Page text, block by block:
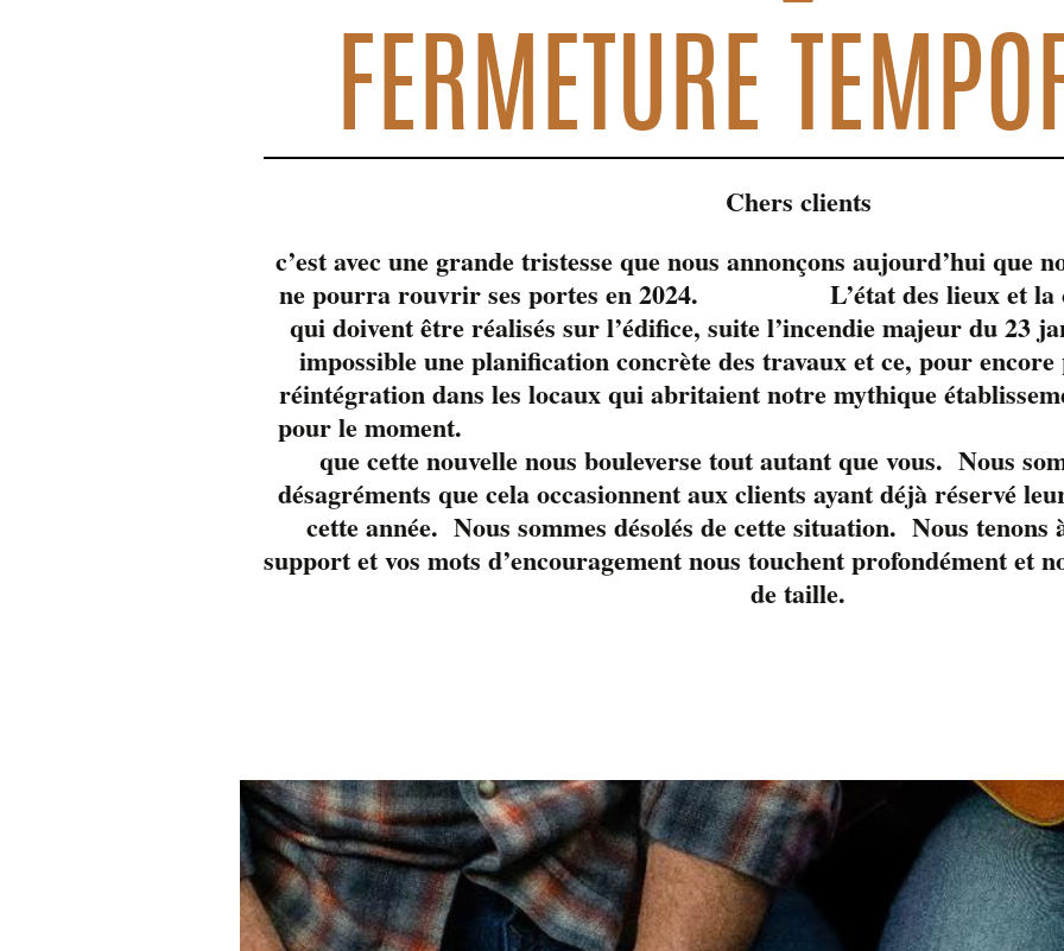
FERMETURE
Chers clients
c’est avec une grande tristesse que nous annonçons aujourd’hui que
ne pourra rouvrir ses portes en 2024. L’état des lieux et la
qui doivent être réalisés sur l’édifice, suite l’incendie majeur du 23
impossible une planification concrète des travaux et ce, pour
réintégration dans les locaux qui abritaient notre mythique
pour le moment.
que cette nouvelle nous bouleverse tout autant que vous. Nous
désagréments que cela occasionnent aux clients ayant déjà réservé
cette année. Nous sommes désolés de cette situation. Nous tenons
support et vos mots d’encouragement nous touchent profondément et
de taille.